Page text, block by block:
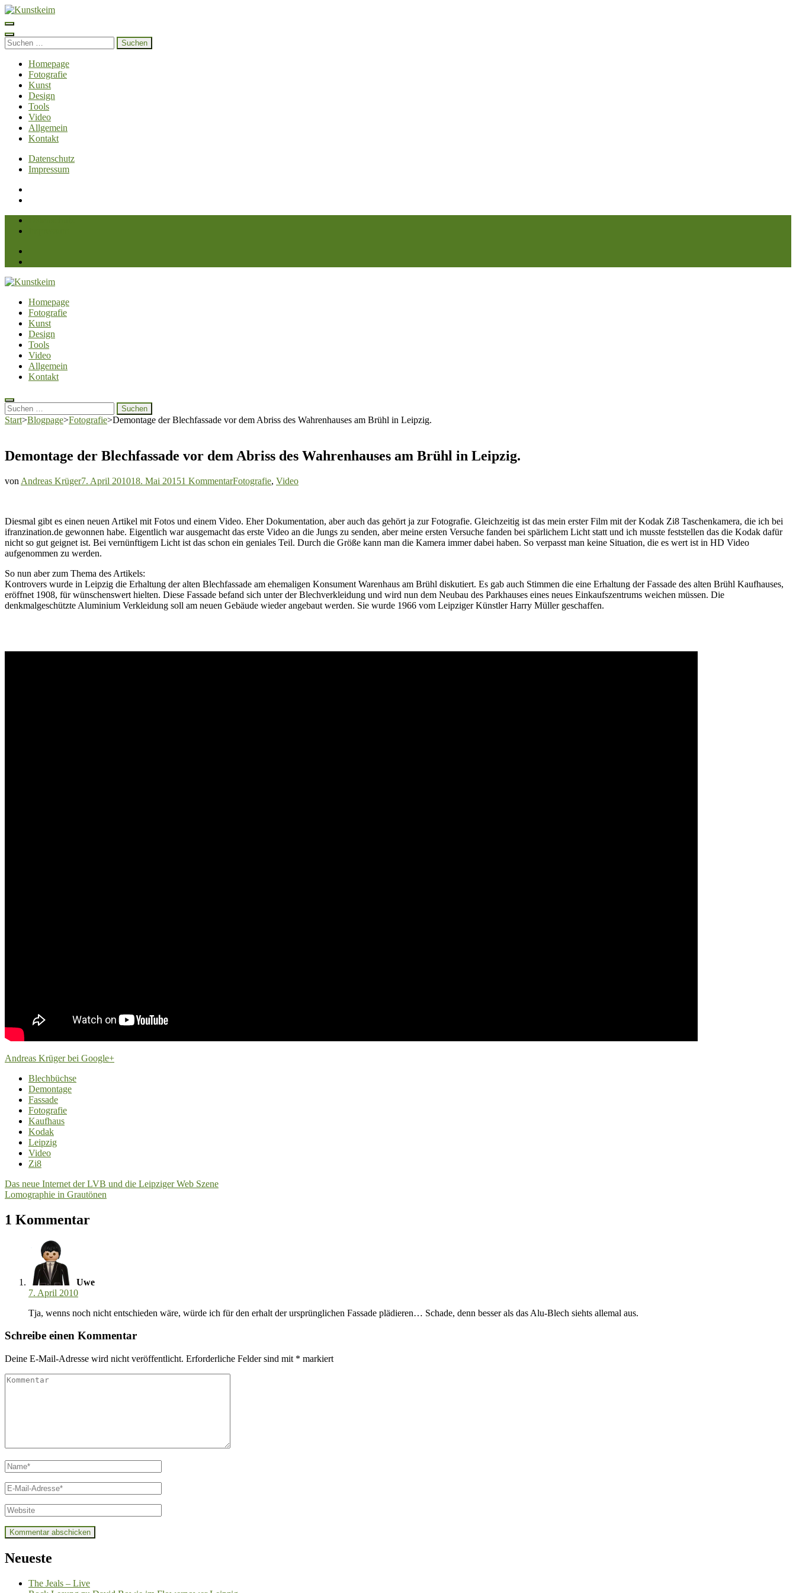
Zum
Inhalt
springen
(Enter
drücken)
Suchen
nach:
Homepage
Fotografie
Kunst
Design
Tools
Video
Allgemein
Kontakt
Datenschutz
Impressum
Kunstkeim
Fotografie, Design und Szene
Homepage
Fotografie
Kunst
Design
Tools
Video
Allgemein
Kontakt
Suchen
nach:
Start>Blogpage>Fotografie>Demontage der Blechfassade vor dem Abriss des Wahrenhauses am Brühl in Leipzig.
Demontage der Blechfassade vor dem Abriss des Wahrenhauses am Brühl in Leipzig.
von Andreas Krüger7. April 201018. Mai 20151 Kommentarzu
vor
dem
Abriss
Brühl
in
Leipzig.
Fotografie, Video
Diesmal gibt es einen neuen Artikel mit Fotos und einem Video. Eher Dokumentation, aber auch das gehört ja zur Fotografie. Gleichzeitig ist das mein erster Film mit der Kodak Zi8 Taschenkamera, die ich bei
ifranzination.de gewonnen habe. Eigentlich war ausgemacht das erste Video an die Jungs zu senden, aber meine ersten Versuche fanden bei spärlichem Licht statt und ich musste feststellen das die Kodak dafür
nicht so gut geignet ist. Bei vernünftigem Licht ist das schon ein geniales Teil. Durch die Größe kann man die Kamera immer dabei haben. So verpasst man keine Situation, die es wert ist in HD Video
aufgenommen zu werden.
So nun aber zum Thema des Artikels:
Kontrovers wurde in Leipzig die Erhaltung der alten Blechfassade am ehemaligen Konsument Warenhaus am Brühl diskutiert. Es gab auch Stimmen die eine Erhaltung der Fassade des alten Brühl Kaufhauses,
eröffnet 1908, für wünschenswert hielten. Diese Fassade befand sich unter der Blechverkleidung und wird nun dem Neubau des Parkhauses eines neues Einkaufszentrums weichen müssen. Die
denkmalgeschützte Aluminium Verkleidung soll am neuen Gebäude wieder angebaut werden. Sie wurde 1966 vom Leipziger Künstler Harry Müller geschaffen.
Andreas Krüger bei Google+
Blechbüchse
Demontage
Fassade
Fotografie
Kaufhaus
Kodak
Leipzig
Video
Zi8
Beitragsnavigation
Das neue Internet der LVB und die Leipziger Web Szene
Lomographie in Grautönen
1 Kommentar
Uwe
7. April 2010
Tja, wenns noch nicht entschieden wäre, würde ich für den erhalt der ursprünglichen Fassade plädieren… Schade, denn besser als das Alu-Blech siehts allemal aus.
Schreibe einen Kommentar
Deine E-Mail-Adresse wird nicht veröffentlicht. Erforderliche Felder sind mit * markiert
Kommentar
Name*
E-
Mail*
Website
Neueste
The Jeals – Live